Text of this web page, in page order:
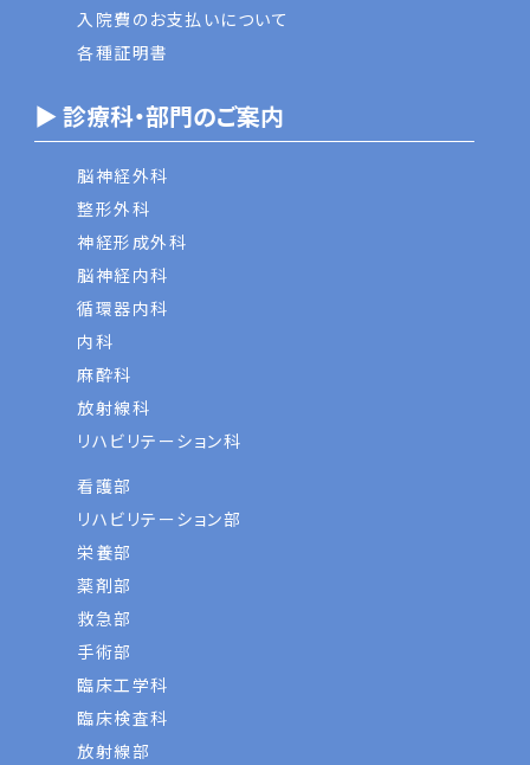
入院費のお支払いについて
各種証明書
▶ 診療科・部門のご案内
脳神経外科
整形外科
神経形成外科
脳神経内科
循環器内科
内科
麻酔科
放射線科
リハビリテーション科
看護部
リハビリテーション部
栄養部
薬剤部
救急部
手術部
臨床工学科
臨床検査科
放射線部